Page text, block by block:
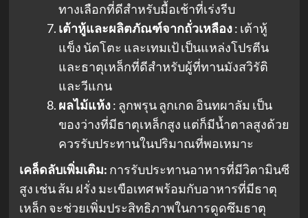
ทางเลือกที่ดีสำหรับมื้อเช้าที่เร่งรีบ
เต้าหู้และผลิตภัณฑ์จากถั่วเหลือง: เต้าหู้
แข็ง นัตโตะ และเทมเป้ เป็นแหล่งโปรตีน
และธาตุเหล็กที่ดีสำหรับผู้ที่ทานมังสวิรัติ
และวีแกน
ผลไม้แห้ง: ลูกพรุน ลูกเกด อินทผาลัม เป็น
ของว่างที่มีธาตุเหล็กสูง แต่ก็มีน้ำตาลสูงด้วย
ควรรับประทานในปริมาณที่พอเหมาะ
เคล็ดลับเพิ่มเติม: การรับประทานอาหารที่มีวิตามินซี
สูง เช่น ส้ม ฝรั่ง มะเขือเทศ พร้อมกับอาหารที่มีธาตุ
เหล็ก จะช่วยเพิ่มประสิทธิภาพในการดูดซึมธาตุ